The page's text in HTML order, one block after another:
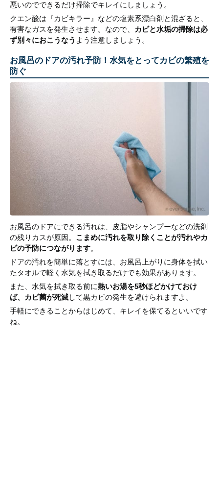
悪いのでできるだけ掃除でキレイにしましょう。
クエン酸は『カビキラー』などの塩素系漂白剤と混ざると、
有害なガスを発生させます。なので、
カビと水垢の掃除は必
ず別々におこうなう よう注意しましょう。
お風呂のドアの汚れ予防！水気をとってカビの繁殖を
防ぐ
お風呂のドアにできる汚れは、皮脂やシャンプーなどの洗剤
の残りカスが原因。 こまめに汚れを取り除くことが汚れやカ
ビの予防につながります。
ドアの汚れを簡単に落とすには、お風呂上がりに身体を拭い
たタオルで軽く水気を拭き取るだけでも効果があります。
また、水気を拭き取る前に熱いお湯を5秒ほどかけておけ
ば、カビ菌が死滅して黒カビの発生を避けられますよ。
手軽にできることからはじめて、キレイを保てるといいです
ね。